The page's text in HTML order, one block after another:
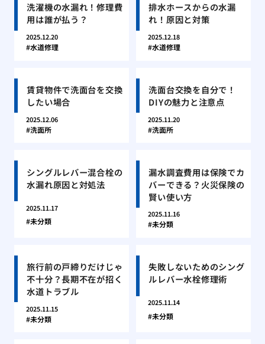
洗濯機の水漏れ！修理費
用は誰が払う？
2025.12.20
水道修理
排水ホースからの水漏
れ！原因と対策
2025.12.18
水道修理
賃貸物件で洗面台を交換
したい場合
2025.12.06
洗面所
洗面台交換を自分で！
DIYの魅力と注意点
2025.11.20
洗面所
シングルレバー混合栓の
水漏れ原因と対処法
2025.11.17
未分類
漏水調査費用は保険でカ
バーできる？火災保険の
賢い使い方
2025.11.16
未分類
旅行前の戸締りだけじゃ
不十分？長期不在が招く
水道トラブル
2025.11.15
未分類
失敗しないためのシング
ルレバー水栓修理術
2025.11.14
未分類